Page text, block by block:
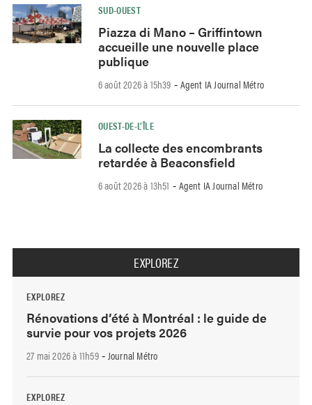
SUD-OUEST
Piazza di Mano – Griffintown
accueille une nouvelle place
publique
6 août 2026 à 15h39 - Agent IA Journal Métro
OUEST-DE-L’ÎLE
La collecte des encombrants
retardée à Beaconsfield
6 août 2026 à 13h51 - Agent IA Journal Métro
EXPLOREZ
EXPLOREZ
Rénovations d’été à Montréal : le guide de
survie pour vos projets 2026
27 mai 2026 à 11h59- Journal Métro
EXPLOREZ